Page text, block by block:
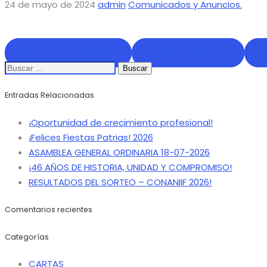
24 de mayo de 2024 admin Comunicados y Anuncios.
Buscar:
Entradas Relacionadas
¡Oportunidad de crecimiento profesional!
¡Felices Fiestas Patrias! 2026
ASAMBLEA GENERAL ORDINARIA 18-07-2026
¡46 AÑOS DE HISTORIA, UNIDAD Y COMPROMISO!
RESULTADOS DEL SORTEO – CONANIIF 2026!
Comentarios recientes
Categorías
CARTAS